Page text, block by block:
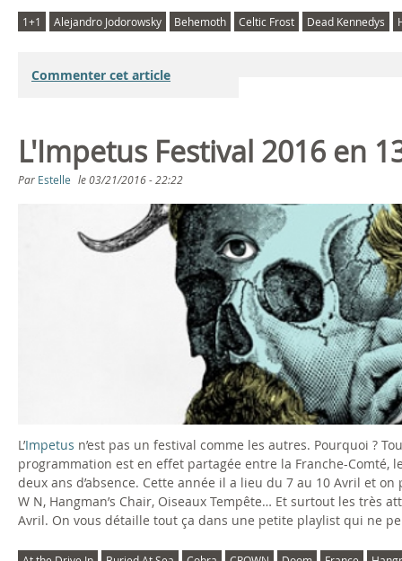
1+1 Alejandro Jodorowsky Behemoth Celtic Frost Dead Kennedys
Commenter cet article
L'Impetus Festival 2016 en
Par Estelle le03/21/2016 - 22:22
L’Impetus n’est pas un festival comme les autres. Pourquoi ?
programmation est en effet partagée entre la Franche-Comté,
deux ans d’absence. Cette année il a lieu du 7 au 10 Avril et
W N, Hangman’s Chair, Oiseaux Tempête… Et surtout les très
Avril. On vous détaille tout ça dans une petite playlist qui ne